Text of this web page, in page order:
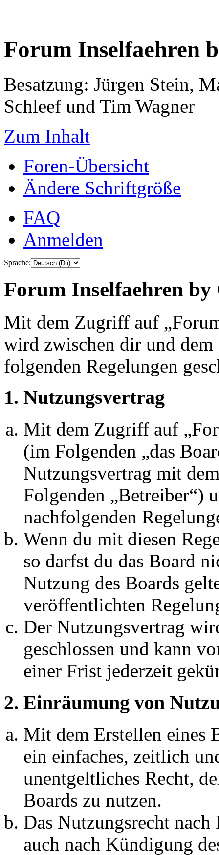
Forum Inselfaehren
Besatzung: Jürgen Stein,
Schleef und Tim Wagner
Zum Inhalt
Foren-Übersicht
Ändere Schriftgröße
FAQ
Anmelden
Sprache:
Forum Inselfaehren
Mit dem Zugriff auf
wird zwischen dir und
folgenden Regelungen
1. Nutzungsvertrag
Mit dem Zugriff auf
(im Folgenden „das
Nutzungsvertrag mit
Folgenden „Betreiber“)
nachfolgenden
Wenn du mit diesen
so darfst du das Board
Nutzung des Boards
veröffentlichten
Der Nutzungsvertrag
geschlossen und kann
einer Frist jederzeit
2. Einräumung von
Mit dem Erstellen eines
ein einfaches, zeitlich
unentgeltliches Recht,
Boards zu nutzen.
Das Nutzungsrecht
auch nach Kündigung